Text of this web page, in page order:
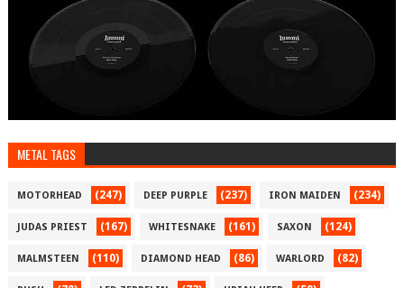
METAL TAGS
MOTORHEAD (247) DEEP PURPLE (237) IRON MAIDEN (234)
JUDAS PRIEST (167) WHITESNAKE (161) SAXON (124)
MALMSTEEN (110) DIAMOND HEAD (86) WARLORD (82)